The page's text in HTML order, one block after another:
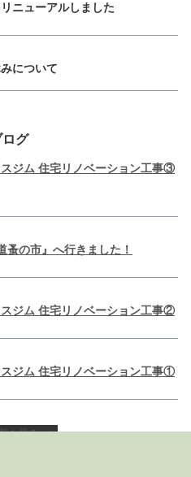
ニューアルしました
について
ログ
スジム 住宅リノベーション工事③
蚤の市』へ行きました！
スジム 住宅リノベーション工事②
スジム 住宅リノベーション工事①
覧を見る ►